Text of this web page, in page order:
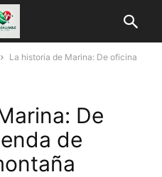
La historia de Marina: De oficina
De
de